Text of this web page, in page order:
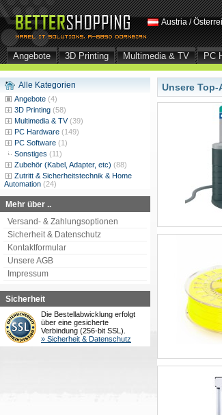
Austria /
Angebote 3D Printing Multimedia & TV PC
Alle Kategorien
Angebote (4)
3D Printing (58)
Multimedia & TV (39)
PC Hardware (149)
PC Software (1)
Sonstiges (11)
Zubehör (Kabel, Adapter, etc) (88)
Zutritt & Sicherheitstechnik & Home
Automation (24)
Mehr über ..
Versand- & Zahlungsoptionen
Sicherheit & Datenschutz
Kontaktformular
Unsere AGB
Impressum
Sicherheit
Die Bestellabwicklung erfolgt
über eine gesicherte
Verbindung (256-bit SSL).
» Sicherheit & Datenschutz
Unsere